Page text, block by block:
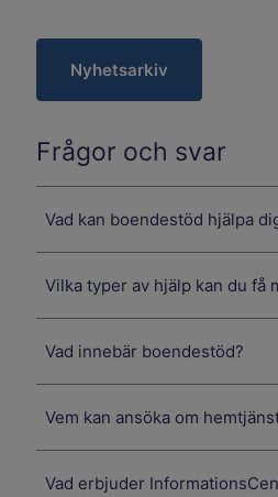
Nyhetsarkiv
Frågor och svar
Vad kan boendestöd hjälpa
Vilka typer av hjälp kan du få
Vad innebär boendestöd?
Vem kan ansöka om
Vad erbjuder